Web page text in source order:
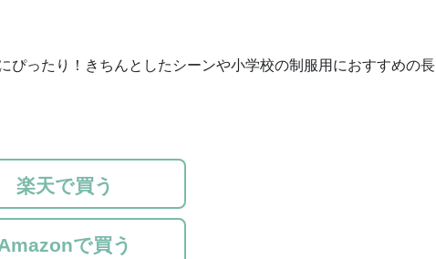
ぴったり！きちんとしたシーンや小学校の制服用におすすめの長
楽天で買う
で買う